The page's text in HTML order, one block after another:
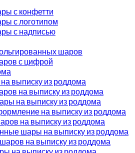
с конфетти
с логотипом
с надписью
шаров
с цифрой
выписку из роддома
на выписку из роддома
на выписку из роддома
на выписку из роддома
на выписку из роддома
шары на выписку из роддома
на выписку из роддома